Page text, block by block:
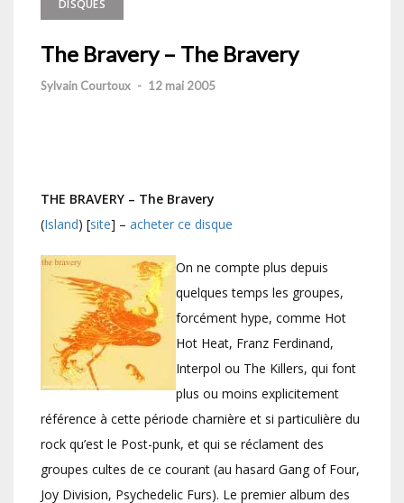
DISQUES
The Bravery – The Bravery
Sylvain Courtoux - 12 mai 2005
THE BRAVERY – The Bravery
(Island) [site] – acheter ce disque
On ne compte plus depuis
quelques temps les groupes,
forcément hype, comme Hot
Hot Heat, Franz Ferdinand,
Interpol ou The Killers, qui font
plus ou moins explicitement
référence à cette période charnière et si particulière du
rock qu’est le Post-punk, et qui se réclament des
groupes cultes de ce courant (au hasard Gang of Four,
Joy Division, Psychedelic Furs). Le premier album des